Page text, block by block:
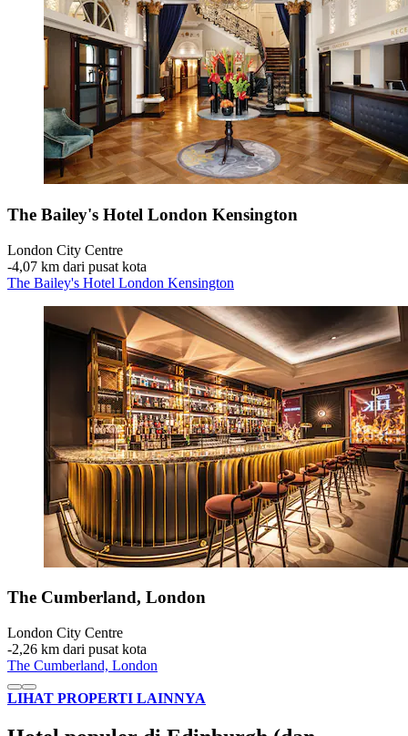
The Bailey's Hotel London Kensington
London City Centre
‐4,07 km dari pusat kota
The Bailey's Hotel London Kensington
The Cumberland, London
London City Centre
‐2,26 km dari pusat kota
The Cumberland, London
LIHAT PROPERTI LAINNYA